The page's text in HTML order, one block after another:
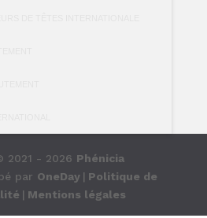
2021 - 2026 Phénicia
par OneDay | Politique de
| Mentions légales